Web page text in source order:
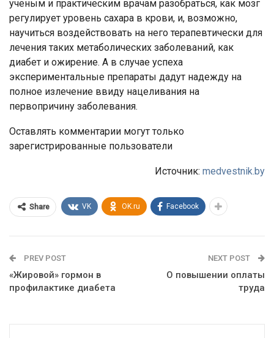
ученым и практическим врачам разобраться, как мозг
регулирует уровень сахара в крови, и, возможно,
научиться воздействовать на него терапевтически для
лечения таких метаболических заболеваний, как
диабет и ожирение. А в случае успеха
экспериментальные препараты дадут надежду на
полное излечение ввиду нацеливания на
первопричину заболевания.
Оставлять комментарии могут только
зарегистрированные пользователи
Источник: medvestnik.by
Share VK OK.ru Facebook
PREV POST
«Жировой» гормон в
профилактике диабета
NEXT POST
О повышении оплаты
труда